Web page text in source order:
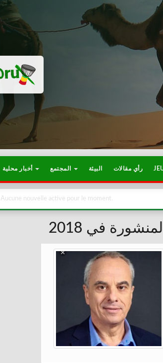
البيئة رأي مقالات
Aucune nouvelle active pour le moment.
في 2018